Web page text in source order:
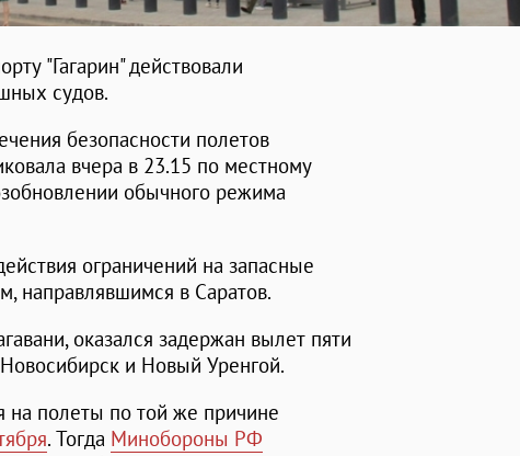
"Гагарин" действовали
судов.
безопасности полетов
вчера в 23.15 по местному
обычного режима
ограничений на запасные
направлявшимся в Саратов.
оказался задержан вылет пяти
и Новый Уренгой.
на полеты по той же причине
. Тогда Минобороны РФ